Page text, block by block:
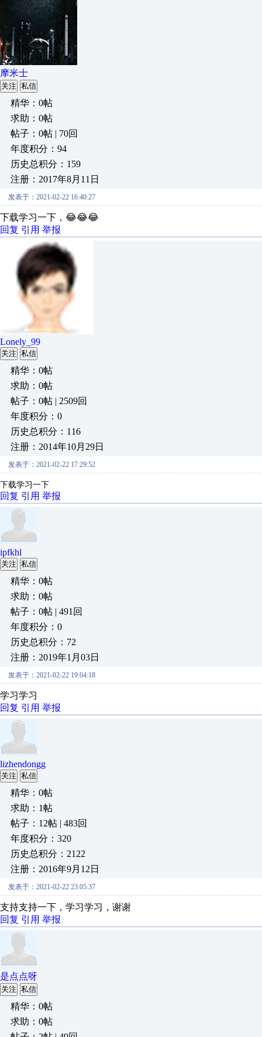
摩米士
关注 私信
精华：0帖
求助：0帖
帖子：0帖 | 70回
年度积分：94
历史总积分：159
注册：2017年8月11日
发表于：2021-02-22 16:40:27
下载学习一下，😂😂😂
回复 引用 举报
Lonely_99
关注 私信
精华：0帖
求助：0帖
帖子：0帖 | 2509回
年度积分：0
历史总积分：116
注册：2014年10月29日
发表于：2021-02-22 17:29:52
下载学习一下
回复 引用 举报
ipfkhl
关注 私信
精华：0帖
求助：0帖
帖子：0帖 | 491回
年度积分：0
历史总积分：72
注册：2019年1月03日
发表于：2021-02-22 19:04:18
学习学习
回复 引用 举报
lizhendongg
关注 私信
精华：0帖
求助：1帖
帖子：12帖 | 483回
年度积分：320
历史总积分：2122
注册：2016年9月12日
发表于：2021-02-22 23:05:37
支持支持一下，学习学习，谢谢
回复 引用 举报
是点点呀
关注 私信
精华：0帖
求助：0帖